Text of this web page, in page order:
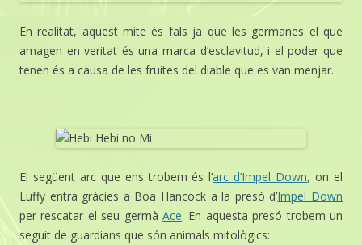
En realitat, aquest mite és fals ja que les germanes el que
amagen en veritat és una marca d’esclavitud, i el poder que
tenen és a causa de les fruites del diable que es van menjar.
El següent arc que ens trobem és l’arc d’Impel Down, on el
Luffy entra gràcies a Boa Hancock a la presó d’Impel Down
per rescatar el seu germà Ace. En aquesta presó trobem un
seguit de guardians que són animals mitològics: